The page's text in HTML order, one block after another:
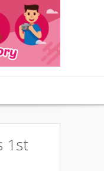
1st